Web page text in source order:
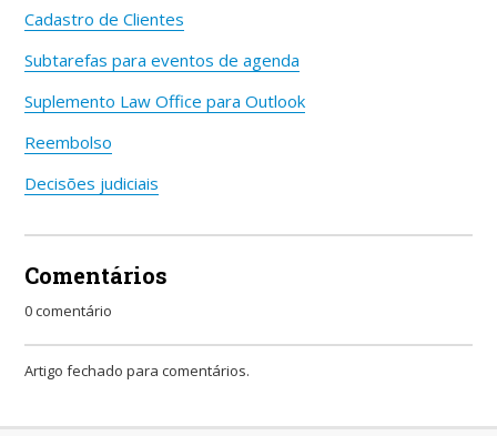
Cadastro de Clientes
Subtarefas para eventos de agenda
Suplemento Law Office para Outlook
Reembolso
Decisões judiciais
Comentários
0 comentário
Artigo fechado para comentários.